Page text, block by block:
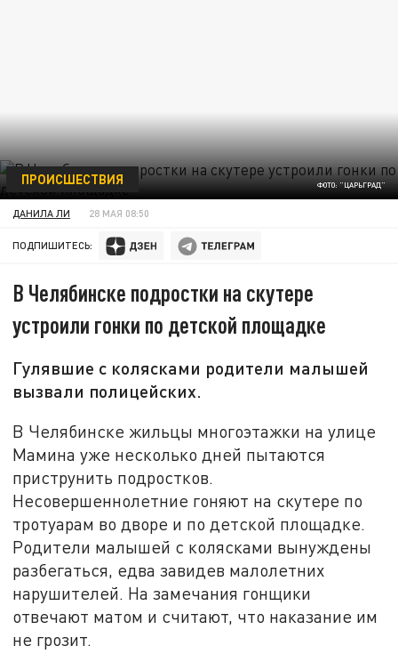
ФОТО: "ЦАРЬГРАД"
ПРОИСШЕСТВИЯ
ДАНИЛА ЛИ 28 МАЯ 08:50
ПОДПИШИТЕСЬ:
В Челябинске подростки на скутере
устроили гонки по детской площадке
Гулявшие с колясками родители малышей
вызвали полицейских.
В Челябинске жильцы многоэтажки на улице
Мамина уже несколько дней пытаются
приструнить подростков.
Несовершеннолетние гоняют на скутере по
тротуарам во дворе и по детской площадке.
Родители малышей с колясками вынуждены
разбегаться, едва завидев малолетних
нарушителей. На замечания гонщики
отвечают матом и считают, что наказание им
не грозит.